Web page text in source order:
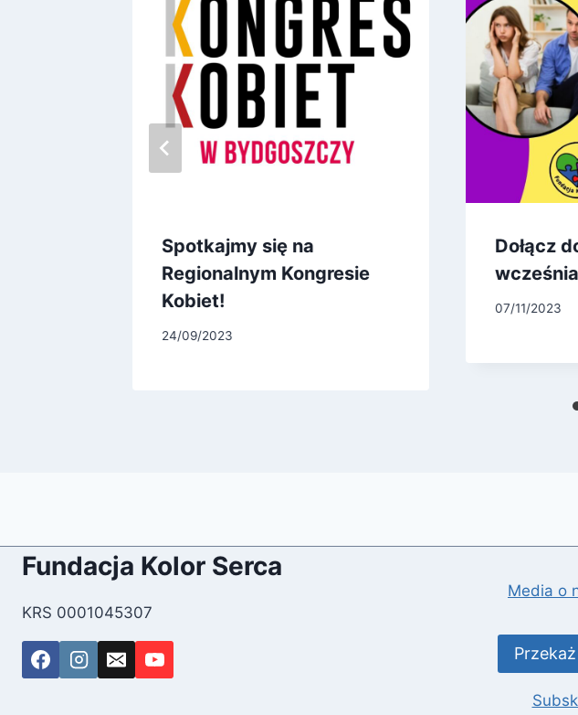
Spotkajmy się na
Regionalnym Kongresie
Kobiet!
24/09/2023
Dołącz
07/11/2023
Fundacja Kolor Serca
KRS 0001045307
Media o